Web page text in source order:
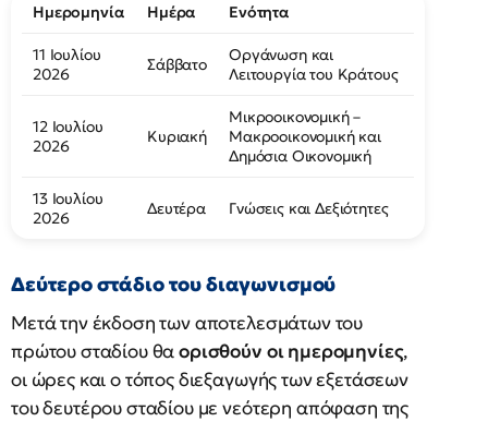
Ημερομηνία Ημέρα Ενότητα
11 Ιουλίου
2026
Σάββατο
Οργάνωση και
Λειτουργία του Κράτους
12 Ιουλίου
2026
Κυριακή
Μικροοικονομική –
Μακροοικονομική και
Δημόσια Οικονομική
13 Ιουλίου
2026
Δευτέρα Γνώσεις και Δεξιότητες
Δεύτερο στάδιο του διαγωνισμού
Μετά την έκδοση των αποτελεσμάτων του
πρώτου σταδίου θαορισθούν οι ημερομηνίες,
οι ώρες και ο τόπος διεξαγωγής των εξετάσεων
του δευτέρου σταδίου με νεότερη απόφαση της